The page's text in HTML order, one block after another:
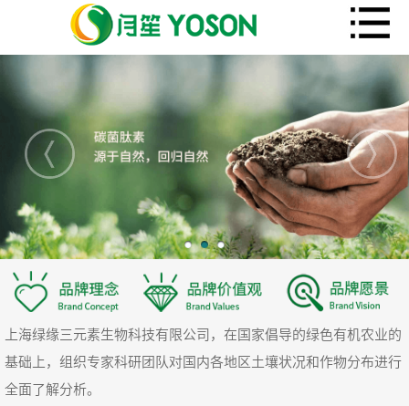
上海绿缘三元素生物科技有限公司，在国家倡导的绿色有机农业的
基础上，组织专家科研团队对国内各地区土壤状况和作物分布进行
全面了解分析。